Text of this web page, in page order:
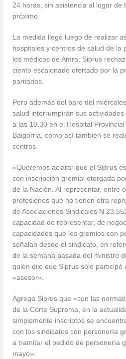
24 horas, sin asistencia al lugar de
próximo.
La medida llegó luego de realizar
hospitales y centros de salud de la
los médicos de Amra, Siprus
ciento escalonado ofertado por la
paritarias.
Pero además del paro del
salud interrumpirán sus
a las 10.30 en el Hospital
Baigorria, como así también se
centros.
«Queremos aclarar que el Siprus
con inscripción gremial otorgada
de la Nación. Al representar, entre
profesiones que no tienen otra
de Asociaciones Sindicales N
capacidad de representar, de
capacidades que los gremios con
señalan desde el sindicato, en
de la semana pasada del ministro
quien dijo que Siprus sólo participó
«asesor».
Agrega Siprus que «con las
de la Corte Suprema, en la
simplemente inscriptos se
con los sindicatos con personería
a tramitar el pedido de personería
mayo».